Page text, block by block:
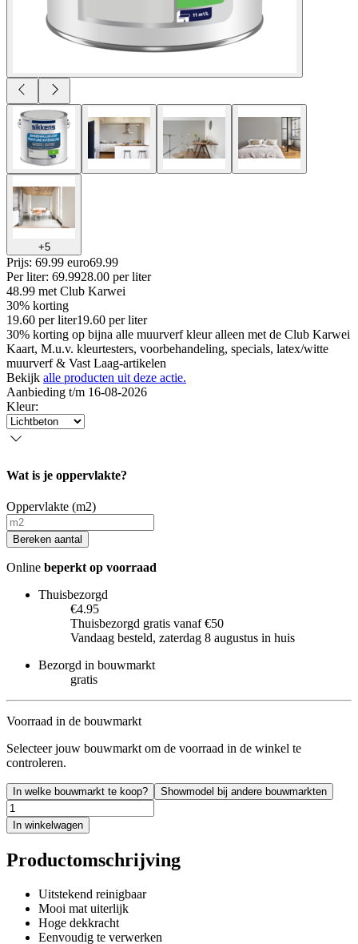
+5
Prijs: 69.99 euro69.99
Per liter: 69.9928.00 per liter
48.99 met Club Karwei
30% korting
19.60 per liter19.60 per liter
30% korting op bijna alle muurverf kleur alleen met de Club Karwei
Kaart, M.u.v. kleurtesters, voorbehandeling, specials, latex/witte
muurverf & Vast Laag-artikelen
Bekijk alle producten uit deze actie.
Aanbieding t/m 16-08-2026
Kleur:
Wat is je oppervlakte?
Oppervlakte (m2)
Bereken aantal
Online beperkt op voorraad
Thuisbezorgd
€4.95
Thuisbezorgd gratis vanaf €50
Vandaag besteld, zaterdag 8 augustus in huis
Bezorgd in bouwmarkt
gratis
Voorraad in de bouwmarkt
Selecteer jouw bouwmarkt om de voorraad in de winkel te
controleren.
In welke bouwmarkt te koop? Showmodel bij andere bouwmarkten
In winkelwagen
Productomschrijving
Uitstekend reinigbaar
Mooi mat uiterlijk
Hoge dekkracht
Eenvoudig te verwerken